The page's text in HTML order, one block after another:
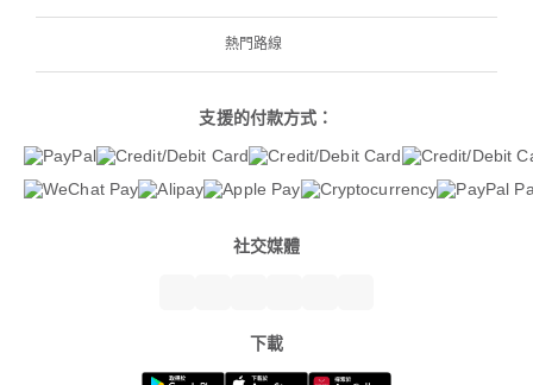
熱門路線
支援的付款方式：
社交媒體
下載